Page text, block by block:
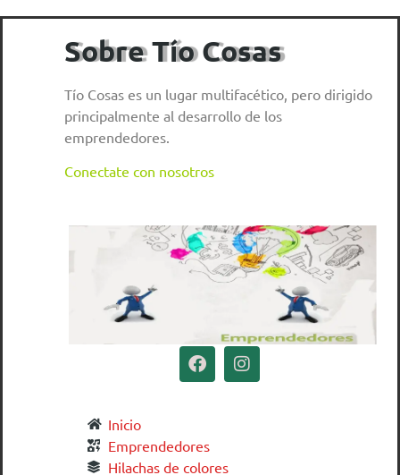
Sobre Tío Cosas
Tío Cosas es un lugar multifacético, pero dirigido
principalmente al desarrollo de los
emprendedores.
Conectate con nosotros
Inicio
Emprendedores
Hilachas de colores